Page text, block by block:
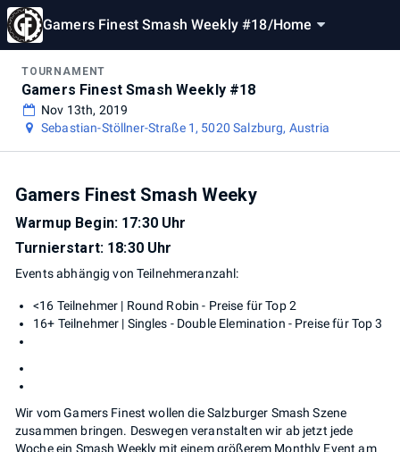
Gamers Finest Smash Weekly #18/Home
TOURNAMENT
Gamers Finest Smash Weekly #18
Nov 13th, 2019
Sebastian-Stöllner-Straße 1, 5020 Salzburg, Austria
Gamers Finest Smash Weeky
Warmup Begin: 17:30 Uhr
Turnierstart: 18:30 Uhr
Events abhängig von Teilnehmeranzahl:
<16 Teilnehmer | Round Robin - Preise für Top 2
16+ Teilnehmer | Singles - Double Elemination - Preise für Top 3
Wir vom Gamers Finest wollen die Salzburger Smash Szene
zusammen bringen. Deswegen veranstalten wir ab jetzt jede
Woche ein Smash Weekly mit einem größerem Monthly Event am